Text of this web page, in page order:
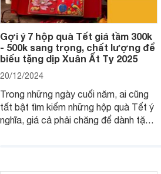
Gợi ý 7 hộp quà Tết giá tầm 300k
- 500k sang trọng, chất lượng để
biếu tặng dịp Xuân Ất Tỵ 2025
20/12/2024
Trong những ngày cuối năm, ai cũng
tất bật tìm kiếm những hộp quà Tết ý
nghĩa, giá cả phải chăng để dành tặng
- 500k đẹp mắt nhé.